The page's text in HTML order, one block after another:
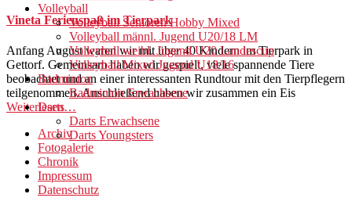
Volleyball
Volleyball Senioren Hobby Mixed
Volleyball männl. Jugend U20/18 LM
Volleyball weibl. Jugend U20 Landescup
Volleyball Mixed Jugend U18/16
Badminton
Badminton Erwachsene
Darts
Darts Erwachsene
Darts Youngsters
Vineta Ferienspaß im Tierpark
Anfang August waren wir mit über 40 Kindern im Tierpark in
Gettorf. Gemeinsam haben wir gespielt, viele spannende Tiere
beobachtet und an einer interessanten Rundtour mit den Tierpflegern
teilgenommen. Anschließend haben wir zusammen ein Eis
Weiterlesen…
Archiv
Fotogalerie
Chronik
Impressum
Datenschutz